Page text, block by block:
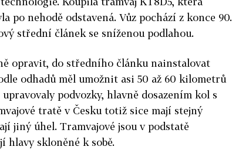
po nehodě odstavená. Vůz pochází z konce 90.
střední článek se sníženou podlahou.
opravit, do středního článku nainstalovat
odhadů měl umožnit asi 50 až 60 kilometrů
podvozky, hlavně dosazením kol s
tratě v Česku totiž sice mají stejný
jiný úhel. Tramvajové jsou v podstatě
hlavy skloněné k sobě.